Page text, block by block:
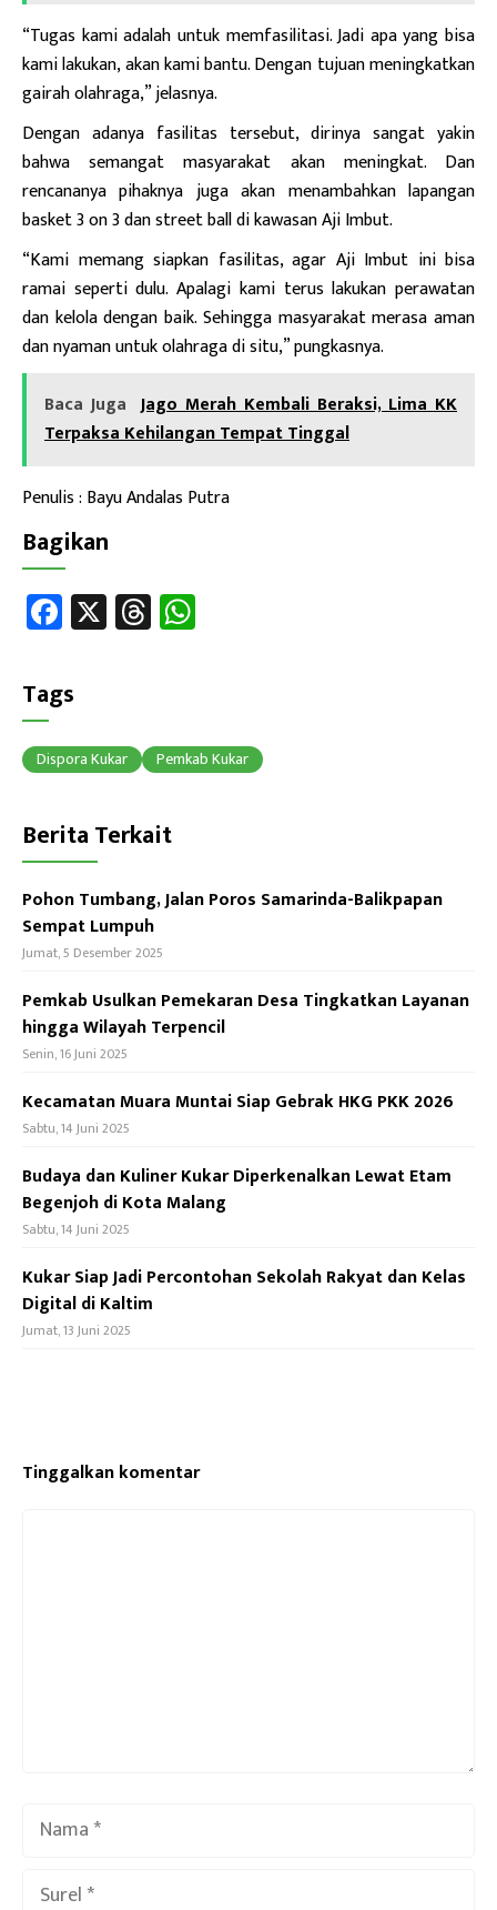
“Tugas kami adalah untuk memfasilitasi. Jadi apa yang bisa
kami lakukan, akan kami bantu. Dengan tujuan meningkatkan
gairah olahraga,” jelasnya.
Dengan adanya fasilitas tersebut, dirinya sangat yakin
bahwa semangat masyarakat akan meningkat. Dan
rencananya pihaknya juga akan menambahkan lapangan
basket 3 on 3 dan street ball di kawasan Aji Imbut.
“Kami memang siapkan fasilitas, agar Aji Imbut ini bisa
ramai seperti dulu. Apalagi kami terus lakukan perawatan
dan kelola dengan baik. Sehingga masyarakat merasa aman
dan nyaman untuk olahraga di situ,” pungkasnya.
Baca Juga Jago Merah Kembali Beraksi, Lima KK
Terpaksa Kehilangan Tempat Tinggal
Penulis : Bayu Andalas Putra
Bagikan
Fa
ce
b
o
ok
X T
hr
p
p
Tags
Dispora Kukar Pemkab Kukar
Berita Terkait
Pohon Tumbang, Jalan Poros Samarinda-Balikpapan
Sempat Lumpuh
Jumat, 5 Desember 2025
Pemkab Usulkan Pemekaran Desa Tingkatkan Layanan
hingga Wilayah Terpencil
Senin, 16 Juni 2025
Kecamatan Muara Muntai Siap Gebrak HKG PKK 2026
Sabtu, 14 Juni 2025
Budaya dan Kuliner Kukar Diperkenalkan Lewat Etam
Begenjoh di Kota Malang
Sabtu, 14 Juni 2025
Kukar Siap Jadi Percontohan Sekolah Rakyat dan Kelas
Digital di Kaltim
Jumat, 13 Juni 2025
Tinggalkan komentar